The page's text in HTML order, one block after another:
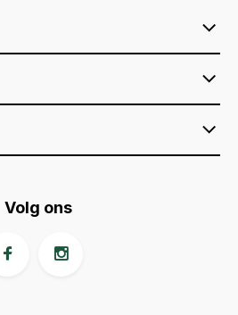
Volg ons